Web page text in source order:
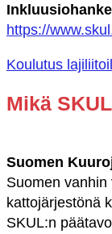
https://
Koulutus
Mikä
Suomen
Suomen
kattojärjestönä
SKUL:n